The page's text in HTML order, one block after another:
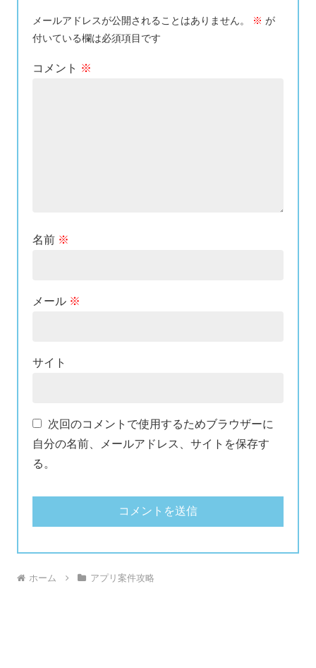
メールアドレスが公開されることはありません。 ※ が
付いている欄は必須項目です
コメント ※
名前 ※
メール ※
サイト
次回のコメントで使用するためブラウザーに
自分の名前、メールアドレス、サイトを保存す
る。
ホーム アプリ案件攻略